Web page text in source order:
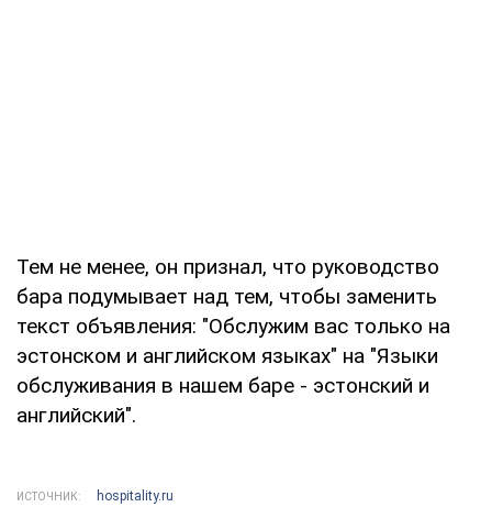
Тем не менее, он признал, что руководство
бара подумывает над тем, чтобы заменить
текст объявления: "Обслужим вас только на
эстонском и английском языках" на "Языки
обслуживания в нашем баре - эстонский и
английский".
ИСТОЧНИК: hospitality.ru